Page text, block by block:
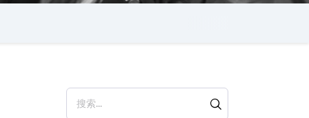
搜索...